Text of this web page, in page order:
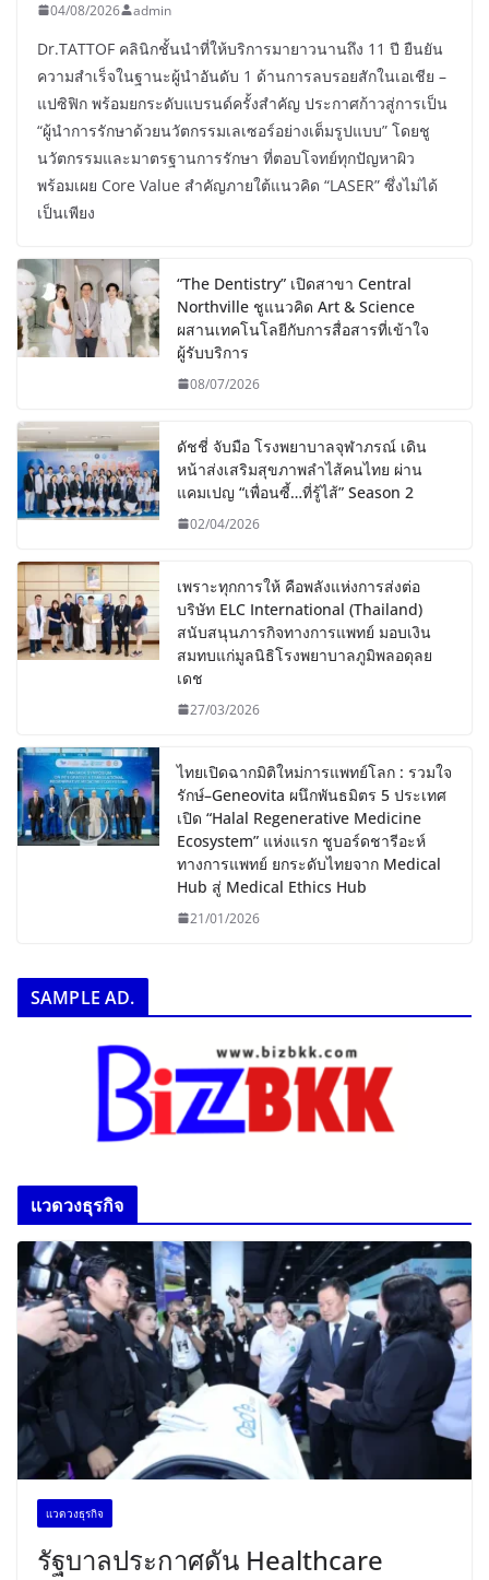
04/08/2026 admin
Dr.TATTOF คลินิกชั้นนำที่ให้บริการมายาวนานถึง 11 ปี ยืนยัน
ความสำเร็จในฐานะผู้นำอันดับ 1 ด้านการลบรอยสักในเอเชีย –
แปซิฟิก พร้อมยกระดับแบรนด์ครั้งสำคัญ ประกาศก้าวสู่การเป็น
“ผู้นำการรักษาด้วยนวัตกรรมเลเซอร์อย่างเต็มรูปแบบ” โดยชู
นวัตกรรมและมาตรฐานการรักษา ที่ตอบโจทย์ทุกปัญหาผิว
พร้อมเผย Core Value สำคัญภายใต้แนวคิด “LASER” ซึ่งไม่ได้
เป็นเพียง
“The Dentistry” เปิดสาขา Central
Northville ชูแนวคิด Art & Science
ผสานเทคโนโลยีกับการสื่อสารที่เข้าใจ
ผู้รับบริการ
08/07/2026
ดัชชี่ จับมือ โรงพยาบาลจุฬาภรณ์ เดิน
หน้าส่งเสริมสุขภาพลำไส้คนไทย ผ่าน
แคมเปญ “เพื่อนซี้…ที่รู้ไส้” Season 2
02/04/2026
เพราะทุกการให้ คือพลังแห่งการส่งต่อ
บริษัท ELC International (Thailand)
สนับสนุนภารกิจทางการแพทย์ มอบเงิน
สมทบแก่มูลนิธิโรงพยาบาลภูมิพลอดุลย
เดช
27/03/2026
ไทยเปิดฉากมิติใหม่การแพทย์โลก : รวมใจ
รักษ์–Geneovita ผนึกพันธมิตร 5 ประเทศ
เปิด “Halal Regenerative Medicine
Ecosystem” แห่งแรก ชูบอร์ดชารีอะห์
ทางการแพทย์ ยกระดับไทยจาก Medical
Hub สู่ Medical Ethics Hub
21/01/2026
SAMPLE AD.
เเวดวงธุรกิจ
เเวดวงธุรกิจ
รัฐบาลประกาศดัน Healthcare